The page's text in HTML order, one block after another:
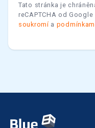
Tato stránka je
reCAPTCHA od
soukromí a